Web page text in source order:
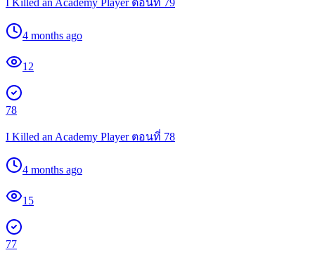
4 months ago
12
78
I Killed an Academy Player ตอนที่ 78
4 months ago
15
77